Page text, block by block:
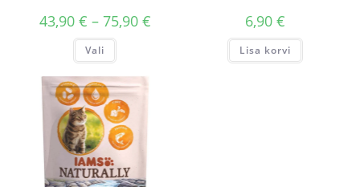
43,90 € – 75,90 €Hinnavahemik:
43,90 €
Vali
Sellel
on
mitu
varianti.
Valikuid
saab
teha
tootelehel.
6,90 €
Lisa korvi